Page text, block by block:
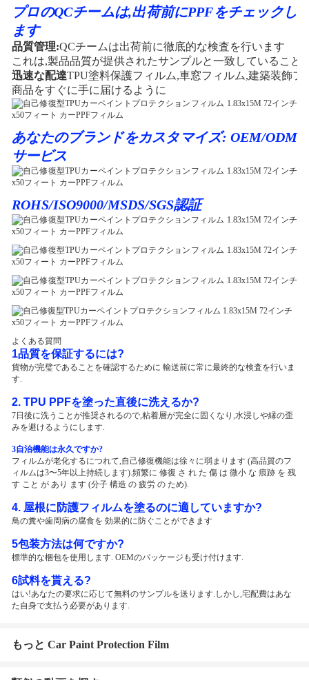
プロのQCチームは,出荷前にPPFをチェックし
ます
品質管理:QCチームは出荷前に徹底的な検査を行います
これは,製品品質が提供されたサンプルと一致しているこ
迅速な配達TPU塗料保護フィルム,車窓フィルム,建築装飾
商品をすぐに手に届けるように
あなたのブランドをカスタマイズ: OEM/ODM
サービス
ROHS/ISO9000/MSDS/SGS認証
よくある質問
1品質を保証するには?
貨物が完璧であることを確認するために 輸送前に常に最終的な検査を行いま
す.
2. TPU PPFを塗った直後に洗えるか?
7日後に洗うことが推奨されるので,粘着層が完全に固くなり,水浸しや縁の歪
みを避けるようにします.
3自治機能は永久ですか?
フィルムが老化するにつれて,自己修復機能は徐々に弱まります (高品質のフ
ィルムは3〜5年以上持続します).頻繁に 修復 さ れ た 傷 は 微小 な 痕跡 を 残
す こと が あり ます (分子 構造 の 疲労 の ため).
4. 屋根に防護フィルムを塗るのに適していますか?
鳥の糞や歯周病の腐食を 効果的に防ぐことができます
5包装方法は何ですか?
標準的な梱包を使用します. OEMのパッケージも受け付けます.
6試料を貰える?
はい!あなたの要求に応じて無料のサンプルを送ります.しかし,宅配費はあな
た自身で支払う必要があります.
もっと Car Paint Protection Film